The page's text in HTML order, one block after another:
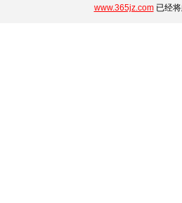
www.365jz.com已经将